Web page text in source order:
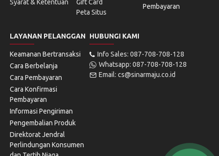
Syarat & Ketentuan
Gift Card
Peta Situs
Pembayaran
LAYANAN PELANGGAN
Keamanan Bertransaksi
Cara Berbelanja
Cara Pembayaran
Cara Konfirmasi
Pembayaran
Informasi Pengiriman
Pengembalian Produk
Direktorat Jendral
Perlindungan Konsumen
HUBUNGI KAMI
Info Sales: 087-708-708-128
Whatsapp: 087-708-708-128
Email: cs@sinarmaju.co.id